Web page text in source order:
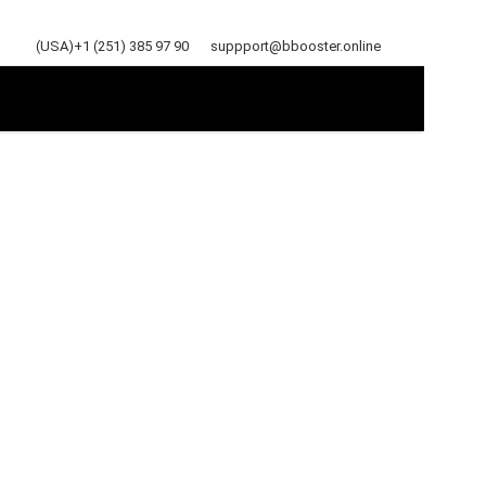
(USA)+1 (251) 385 97 90 suppport@bbooster.online